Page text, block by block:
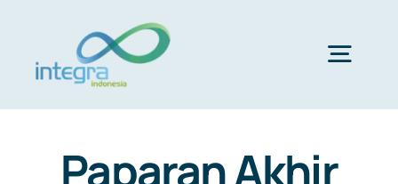
content
Paparan Akhir